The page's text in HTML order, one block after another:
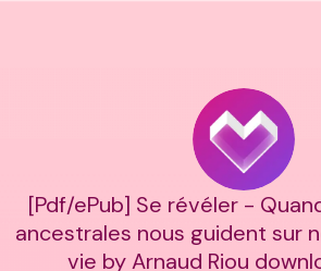
[Pdf/ePub] Se révéler -
ancestrales nous guident sur
vie by Arnaud Riou